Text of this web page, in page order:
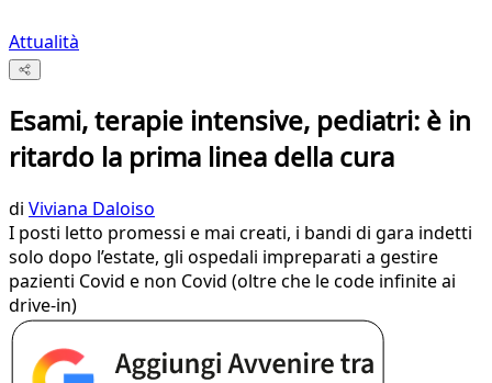
Attualità
Esami, terapie intensive, pediatri: è in
ritardo la prima linea della cura
di Viviana Daloiso
I posti letto promessi e mai creati, i bandi di gara indetti
solo dopo l’estate, gli ospedali impreparati a gestire
pazienti Covid e non Covid (oltre che le code infinite ai
drive-in)